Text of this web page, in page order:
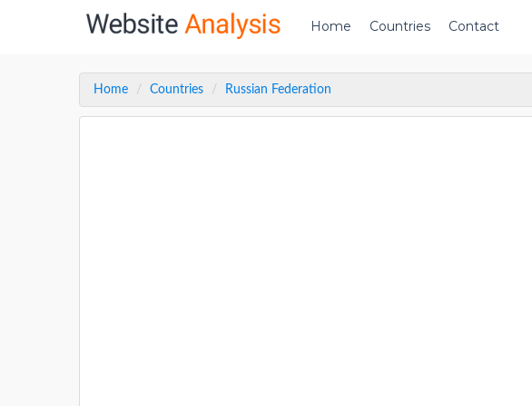
Home Countries Contact
Home Countries Russian Federation